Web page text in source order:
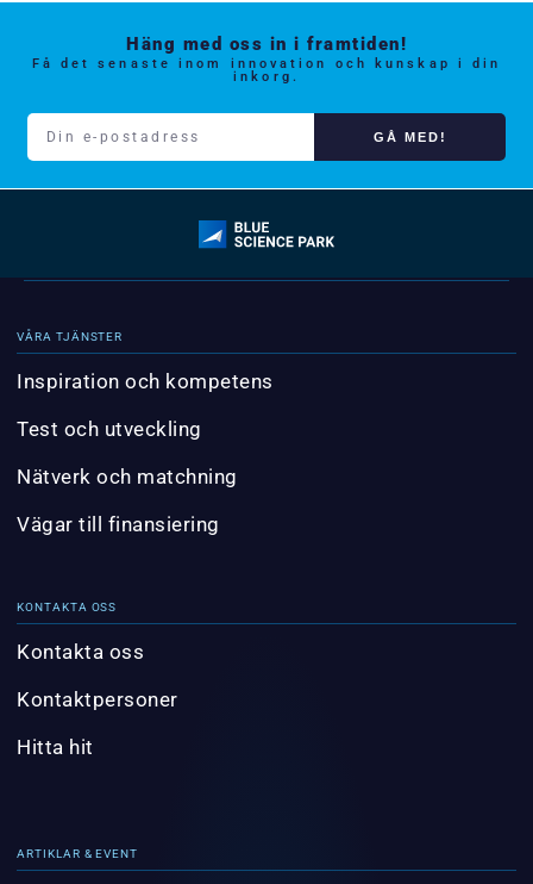
Häng med oss in i framtiden!
Få det senaste inom innovation och kunskap i din
inkorg.
GÅ MED!
VÅRA TJÄNSTER
Inspiration och kompetens
Test och utveckling
Nätverk och matchning
Vägar till finansiering
KONTAKTA OSS
Kontakta oss
Kontaktpersoner
Hitta hit
ARTIKLAR & EVENT